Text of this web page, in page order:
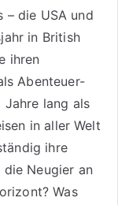
– die USA und
in British
ihren
Abenteuer-
Jahre lang als
in aller Welt
ihre
Neugier an
Was